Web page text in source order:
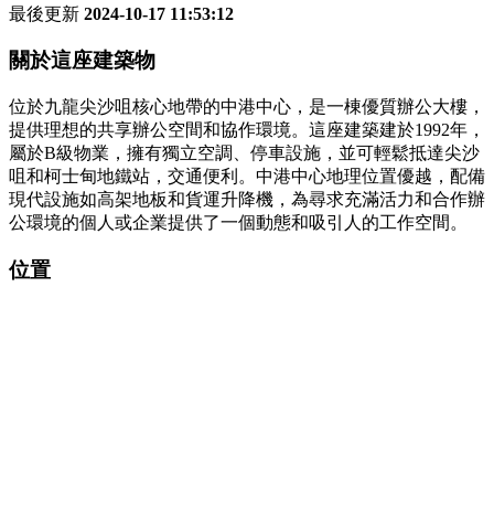
最後更新 2024-10-17 11:53:12
關於這座建築物
位於九龍尖沙咀核心地帶的中港中心，是一棟優質辦公大樓，
提供理想的共享辦公空間和協作環境。這座建築建於1992年，
屬於B級物業，擁有獨立空調、停車設施，並可輕鬆抵達尖沙
咀和柯士甸地鐵站，交通便利。中港中心地理位置優越，配備
現代設施如高架地板和貨運升降機，為尋求充滿活力和合作辦
公環境的個人或企業提供了一個動態和吸引人的工作空間。
位置